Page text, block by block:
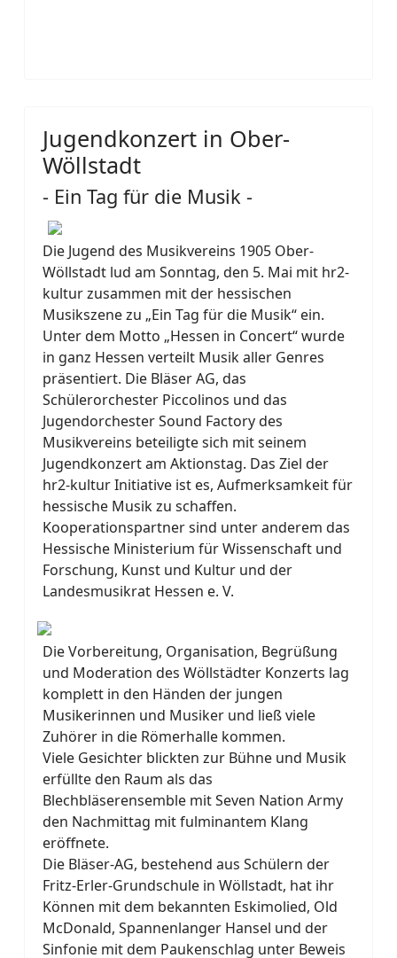
Jugendkonzert in Ober-
Wöllstadt
- Ein Tag für die Musik -
Die Jugend des Musikvereins 1905 Ober-
Wöllstadt lud am Sonntag, den 5. Mai mit hr2-
kultur zusammen mit der hessischen
Musikszene zu „Ein Tag für die Musik“ ein.
Unter dem Motto „Hessen in Concert“ wurde
in ganz Hessen verteilt Musik aller Genres
präsentiert. Die Bläser AG, das
Schülerorchester Piccolinos und das
Jugendorchester Sound Factory des
Musikvereins beteiligte sich mit seinem
Jugendkonzert am Aktionstag. Das Ziel der
hr2-kultur Initiative ist es, Aufmerksamkeit für
hessische Musik zu schaffen.
Kooperationspartner sind unter anderem das
Hessische Ministerium für Wissenschaft und
Forschung, Kunst und Kultur und der
Landesmusikrat Hessen e. V.
Die Vorbereitung, Organisation, Begrüßung
und Moderation des Wöllstädter Konzerts lag
komplett in den Händen der jungen
Musikerinnen und Musiker und ließ viele
Zuhörer in die Römerhalle kommen.
Viele Gesichter blickten zur Bühne und Musik
erfüllte den Raum als das
Blechbläserensemble mit Seven Nation Army
den Nachmittag mit fulminantem Klang
eröffnete.
Die Bläser-AG, bestehend aus Schülern der
Fritz-Erler-Grundschule in Wöllstadt, hat ihr
Können mit dem bekannten Eskimolied, Old
McDonald, Spannenlanger Hansel und der
Sinfonie mit dem Paukenschlag unter Beweis